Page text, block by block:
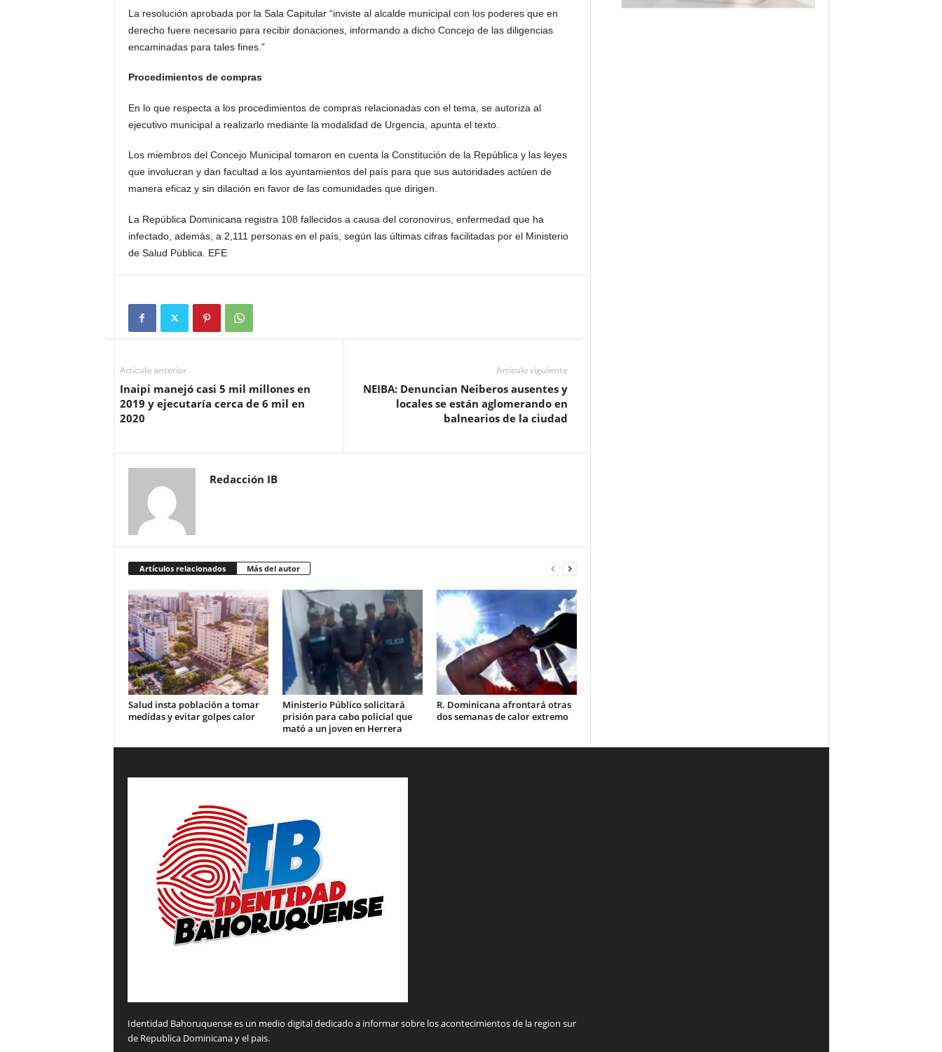
La resolución aprobada por la Sala Capitular “inviste al alcalde municipal con los poderes que en
derecho fuere necesario para recibir donaciones, informando a dicho Concejo de las diligencias
encaminadas para tales fines.”
Procedimientos de compras
En lo que respecta a los procedimientos de compras relacionadas con el tema, se autoriza al
ejecutivo municipal a realizarlo mediante la modalidad de Urgencia, apunta el texto.
Los miembros del Concejo Municipal tomaron en cuenta la Constitución de la República y las leyes
que involucran y dan facultad a los ayuntamientos del país para que sus autoridades actúen de
manera eficaz y sin dilación en favor de las comunidades que dirigen.
La República Dominicana registra 108 fallecidos a causa del coronovirus, enfermedad que ha
infectado, además, a 2,111 personas en el país, según las últimas cifras facilitadas por el Ministerio
de Salud Pública. EFE
Artículo anterior
Inaipi manejó casi 5 mil millones en
2019 y ejecutaría cerca de 6 mil en
2020
Artículo siguiente
NEIBA: Denuncian Neiberos ausentes y
locales se están aglomerando en
balnearios de la ciudad
Redacción IB
Artículos relacionados Más del autor
Salud insta población a tomar
medidas y evitar golpes calor
Ministerio Público solicitará
prisión para cabo policial que
mató a un joven en Herrera
R. Dominicana afrontará otras
dos semanas de calor extremo
Identidad Bahoruquense es un medio digital dedicado a informar sobre los acontecimientos de la region sur
de Republica Dominicana y el pais.